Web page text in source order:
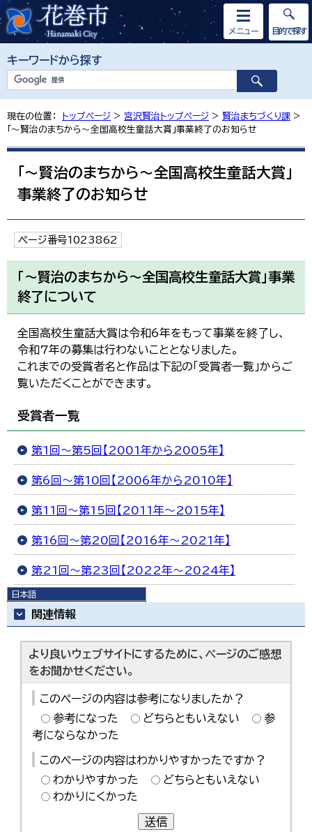
キーワードから探す
メニュー
日本語
日本語
English
简体中文
繁體中文
目的で探す
現在の位置： トップページ > 宮沢賢治トップページ > 賢治まちづくり課 >
「～賢治のまちから～全国高校生童話大賞」事業終了のお知らせ
「～賢治のまちから～全国高校生童話大賞」
事業終了のお知らせ
ページ番号1023862
「～賢治のまちから～全国高校生童話大賞」事業
終了について
全国高校生童話大賞は令和6年をもって事業を終了し、
令和7年の募集は行わないこととなりました。
これまでの受賞者名と作品は下記の「受賞者一覧」からご
覧いただくことができます。
受賞者一覧
第1回～第5回【2001年から2005年】
第6回～第10回【2006年から2010年】
第11回～第15回【2011年～2015年】
第16回～第20回【2016年～2021年】
第21回～第23回【2022年～2024年】
関連情報
より良いウェブサイトにするために、ページのご感想
をお聞かせください。
このページの内容は参考になりましたか？
参考になった
どちらともいえない
参
考にならなかった
このページの内容はわかりやすかったですか？
わかりやすかった
どちらともいえない
わかりにくかった
送信